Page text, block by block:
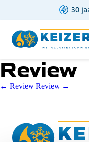
30
Review
Post
← Review Review →